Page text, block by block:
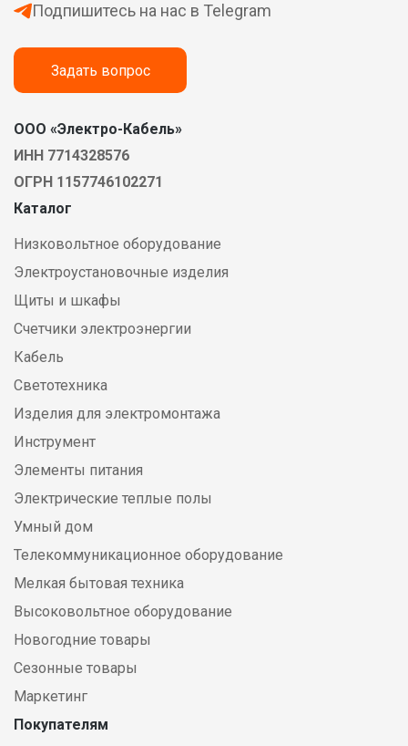
Подпишитесь на нас в Telegram
Задать вопрос
ООО «Электро-Кабель»
ИНН 7714328576
ОГРН 1157746102271
Каталог
Низковольтное оборудование
Электроустановочные изделия
Щиты и шкафы
Счетчики электроэнергии
Кабель
Светотехника
Изделия для электромонтажа
Инструмент
Элементы питания
Электрические теплые полы
Умный дом
Телекоммуникационное оборудование
Мелкая бытовая техника
Высоковольтное оборудование
Новогодние товары
Сезонные товары
Маркетинг
Покупателям